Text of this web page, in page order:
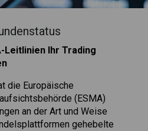
Leitlinien Ihr Trading
die Europäische
(ESMA)
an der Art und Weise
gehebelte